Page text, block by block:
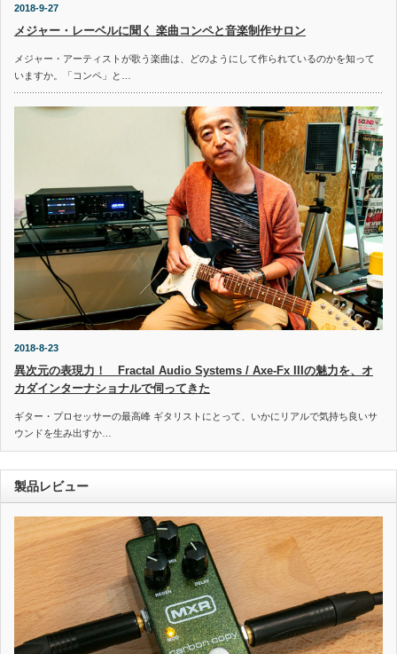
2018-9-27
メジャー・レーベルに聞く 楽曲コンペと音楽制作サロン
メジャー・アーティストが歌う楽曲は、どのようにして作られているのかを知って
いますか。「コンペ」と…
2018-8-23
異次元の表現力！ Fractal Audio Systems / Axe-Fx IIIの魅力を、オ
カダインターナショナルで伺ってきた
ギター・プロセッサーの最高峰 ギタリストにとって、いかにリアルで気持ち良いサ
ウンドを生み出すか…
製品レビュー